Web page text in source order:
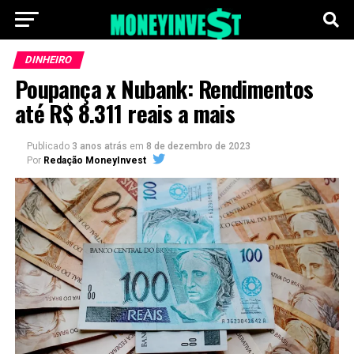
DINHEIRO
Poupança x Nubank: Rendimentos
até R$ 8.311 reais a mais
Publicado 3 anos atrás em 8 de dezembro de 2023
Por Redação MoneyInvest